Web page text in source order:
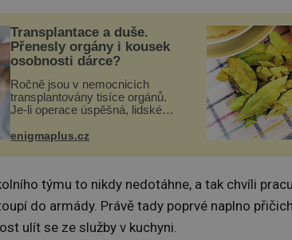
Transplantace a duše.
Přenesly orgány i kousek
osobnosti dárce?
Ročně jsou v nemocnicích
transplantovány tisíce orgánů.
Je-li operace úspěšná, lidské
své a pacient může vést
při transplantaci nepřijímám...
enigmaplus.cz
týmu to nikdy nedotáhne, a tak chvíli
do armády. Právě tady poprvé naplno
ulít se ze služby v kuchyni.